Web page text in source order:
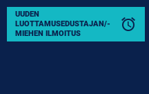
UUDEN
LUOTTAMUSEDUSTAJAN/-
MIEHEN ILMOITUS
alarm